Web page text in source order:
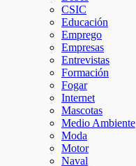
CSIC
Educación
Emprego
Empresas
Entrevistas
Formación
Fogar
Internet
Mascotas
Medio Ambiente
Moda
Motor
Naval